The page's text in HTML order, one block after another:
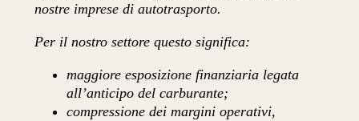
nostre imprese di autotrasporto.
Per il nostro settore questo significa:
maggiore esposizione finanziaria legata
all’anticipo del carburante;
compressione dei margini operativi,